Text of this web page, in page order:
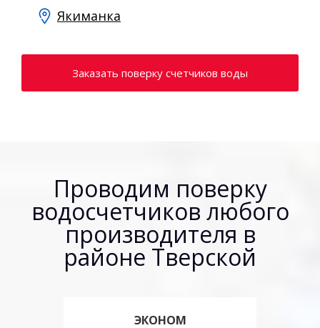
Якиманка
Заказать поверку счетчиков воды
Проводим поверку
водосчетчиков любого
производителя в
районе Тверской
ЭКОНОМ